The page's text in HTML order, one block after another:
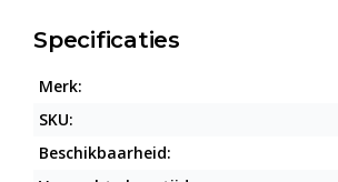
Specificaties
Merk:
SKU:
Beschikbaarheid: